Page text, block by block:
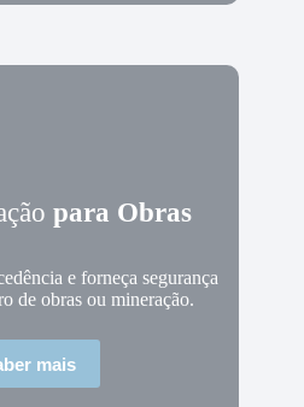
para Obras
e forneça segurança
de obras ou mineração.
mais